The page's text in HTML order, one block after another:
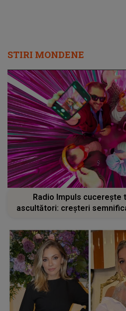
STIRI MONDENE
Radio Impuls cucerește
ascultători: creșteri